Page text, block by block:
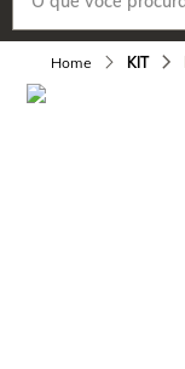
KIT